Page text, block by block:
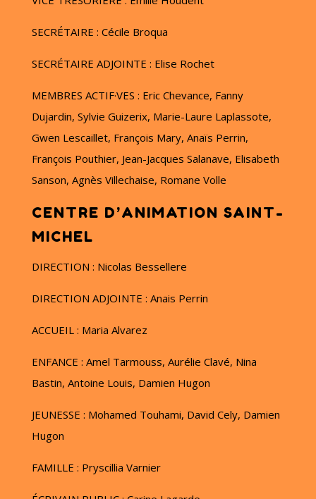
SECRÉTAIRE : Cécile Broqua
SECRÉTAIRE ADJOINTE : Elise Rochet
MEMBRES ACTIF·VES : Eric Chevance, Fanny
Dujardin, Sylvie Guizerix, Marie-Laure Laplassote,
Gwen Lescaillet, François Mary, Anaïs Perrin,
François Pouthier, Jean-Jacques Salanave, Elisabeth
Sanson, Agnès Villechaise, Romane Volle
CENTRE D’ANIMATION SAINT-
MICHEL
DIRECTION : Nicolas Bessellere
DIRECTION ADJOINTE : Anais Perrin
ACCUEIL : Maria Alvarez
ENFANCE : Amel Tarmouss, Aurélie Clavé, Nina
Bastin, Antoine Louis, Damien Hugon
JEUNESSE : Mohamed Touhami, David Cely, Damien
Hugon
FAMILLE : Pryscillia Varnier